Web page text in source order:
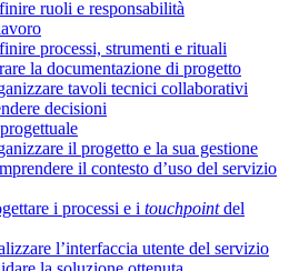
ruoli e responsabilità
processi, strumenti e rituali
la documentazione di progetto
tavoli tecnici collaborativi
decisioni
il progetto e la sua gestione
il contesto d’uso del servizio
i processi e i touchpointdel
l’interfaccia utente del servizio